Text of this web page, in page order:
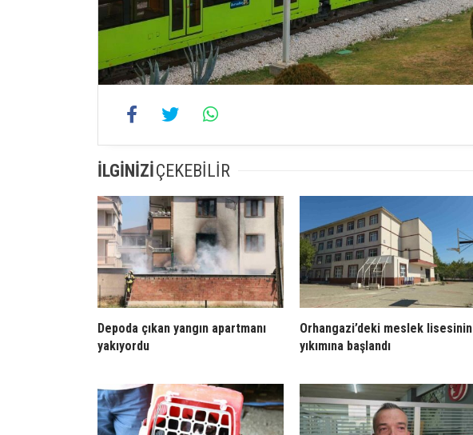
İLGİNİZİÇEKEBİLİR
Depoda çıkan yangın apartmanı
yakıyordu
Orhangazi’deki meslek lisesinin
yıkımına başlandı